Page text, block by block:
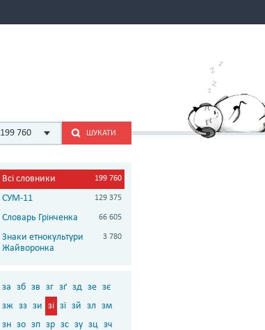
199 760 ШУКАТИ
Всі словники 199 760
СУМ-11 129 375
Словарь Грінченка 66 605
Знаки етнокультури
Жайворонка
3 780
за зб зв зг зґ зд зе зє
зж зз зи зі зї зй зл зм
зн зо зп зр зс зу зц зч